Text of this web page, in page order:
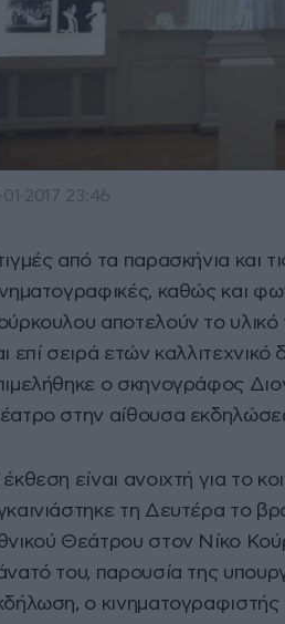
23:46
από τα παρασκήνια και
καθώς και
αποτελούν το
επί σειρά ετών
ο σκηνογράφος
στην αίθουσα
είναι ανοιχτή για το
τη Δευτέρα το
Θεάτρου στον Νίκο
του, παρουσία της
ο